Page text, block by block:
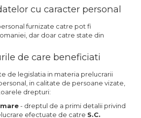
cu caracter personal
furnizate catre pot fi
dar doar catre state din
de care beneficiati
de legislatia in materia prelucrarii
in calitate de persoane vizate,
drepturi:
- dreptul de a primi detalii privind
efectuate de catre S.C.